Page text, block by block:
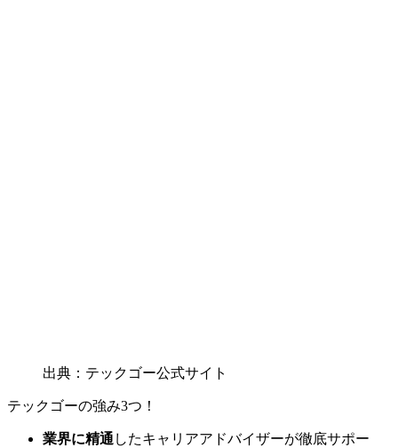
出典：テックゴー公式サイト
テックゴーの強み3つ！
業界に精通 したキャリアアドバイザーが徹底サポー